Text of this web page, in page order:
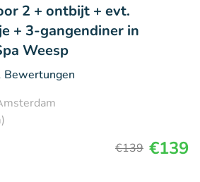
2 + ontbijt + evt.
+ 3-gangendiner in
Weesp
Bewertungen
€139 €139